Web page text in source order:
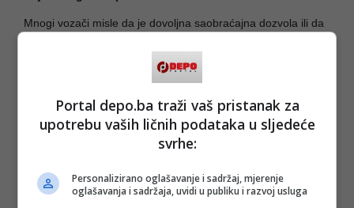
Mnogi vozači misle da je dovoljna saobraćajna dozvola ili da
punomoć “nije potrebna ako je auto od supruge ili roditelja”.
U praksi, to više ne prolazi.
Savjet za putnike
Ako putujete preko hrvatsko-bosanskih graničnih prijelaza u
lične dokumente prije polaska. Time možete izbjeći sate
čekanja, stres i povratak kući.
Portal depo.ba traži vaš pristanak za
upotrebu vaših ličnih podataka u sljedeće
svrhe:
Personalizirano oglašavanje i sadržaj, mjerenje
oglašavanja i sadržaja, uvidi u publiku i razvoj usluga